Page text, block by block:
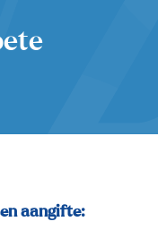
aangifte: